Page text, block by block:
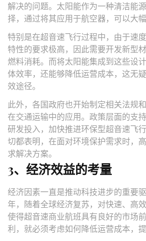
解决的问题。太阳能作为一种清洁能
择，通过将其应用于航空器，可以大
特别是在超音速飞行过程中，由于速
特性的要求极高，因此需要开发新型
燃料消耗。而将太阳能集成到这些设
体效率，还能够降低运营成本，这无
效途径。
此外，各国政府也开始制定相关法规
在交通运输中的应用。政策层面的支
研发投入，加快推进环保型超音速飞
切都表明，在面对环境保护需求时，
求解决方案。
3、经济效益的考量
经济因素一直是推动科技进步的重要
年，随着全球经济复苏，对快速、高
使得超音速商业航班具有良好的市场
利，就必须考虑如何降低运营成本，提